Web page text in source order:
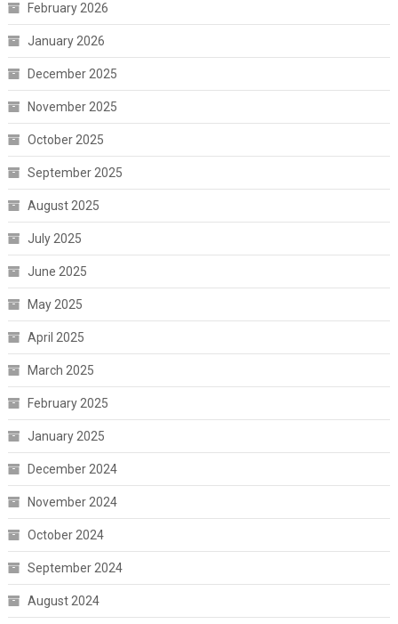
February 2026
January 2026
December 2025
November 2025
October 2025
September 2025
August 2025
July 2025
June 2025
May 2025
April 2025
March 2025
February 2025
January 2025
December 2024
November 2024
October 2024
September 2024
August 2024